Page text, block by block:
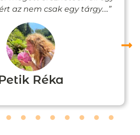
az nem csak egy tárgy….”
Réka